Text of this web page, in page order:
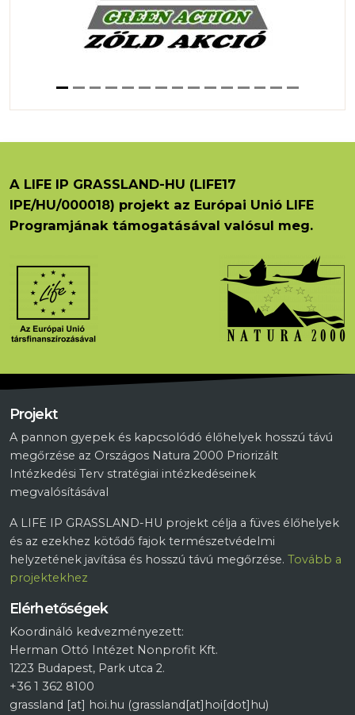
A LIFE IP GRASSLAND-HU (LIFE17
IPE/HU/000018) projekt az Európai Unió LIFE
Programjának támogatásával valósul meg.
Projekt
A pannon gyepek és kapcsolódó élőhelyek hosszú távú
megőrzése az Országos Natura 2000 Priorizált
Intézkedési Terv stratégiai intézkedéseinek
megvalósításával
A LIFE IP GRASSLAND-HU projekt célja a füves élőhelyek
és az ezekhez kötődő fajok természetvédelmi
helyzetének javítása és hosszú távú megőrzése. Tovább a
projektekhez
Elérhetőségek
Koordináló kedvezményezett:
Herman Ottó Intézet Nonprofit Kft.
1223 Budapest, Park utca 2.
+36 1 362 8100
grassland [at] hoi.hu (grassland[at]hoi[dot]hu)